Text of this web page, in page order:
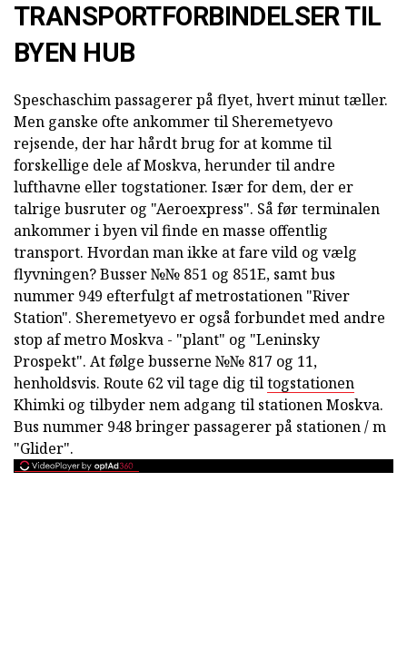
TRANSPORTFORBINDELSER TIL
BYEN HUB
Speschaschim passagerer på flyet, hvert minut tæller.
Men ganske ofte ankommer til Sheremetyevo
rejsende, der har hårdt brug for at komme til
forskellige dele af Moskva, herunder til andre
lufthavne eller togstationer. Især for dem, der er
talrige busruter og "Aeroexpress". Så før terminalen
ankommer i byen vil finde en masse offentlig
transport. Hvordan man ikke at fare vild og vælg
flyvningen? Busser №№ 851 og 851E, samt bus
nummer 949 efterfulgt af metrostationen "River
Station". Sheremetyevo er også forbundet med andre
stop af metro Moskva - "plant" og "Leninsky
Prospekt". At følge busserne №№ 817 og 11,
henholdsvis. Route 62 vil tage dig tiltogstationen
Khimki og tilbyder nem adgang til stationen Moskva.
Bus nummer 948 bringer passagerer på stationen / m
"Glider".